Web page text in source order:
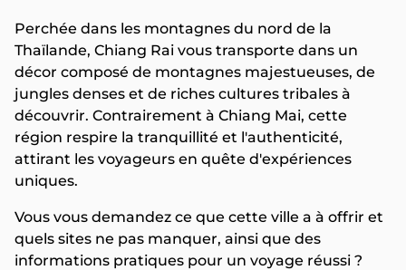
Perchée dans les montagnes du nord de la
Thaïlande, Chiang Rai vous transporte dans un
décor composé de montagnes majestueuses, de
jungles denses et de riches cultures tribales à
découvrir. Contrairement à Chiang Mai, cette
région respire la tranquillité et l'authenticité,
attirant les voyageurs en quête d'expériences
uniques.
Vous vous demandez ce que cette ville a à offrir et
quels sites ne pas manquer, ainsi que des
informations pratiques pour un voyage réussi ?